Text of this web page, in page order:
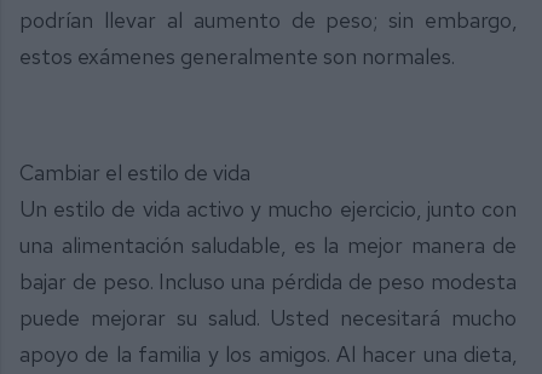
podrían llevar al aumento de peso; sin embargo,
estos exámenes generalmente son normales.
Cambiar el estilo de vida
Un estilo de vida activo y mucho ejercicio, junto con
una alimentación saludable, es la mejor manera de
bajar de peso. Incluso una pérdida de peso modesta
puede mejorar su salud. Usted necesitará mucho
apoyo de la familia y los amigos. Al hacer una dieta,